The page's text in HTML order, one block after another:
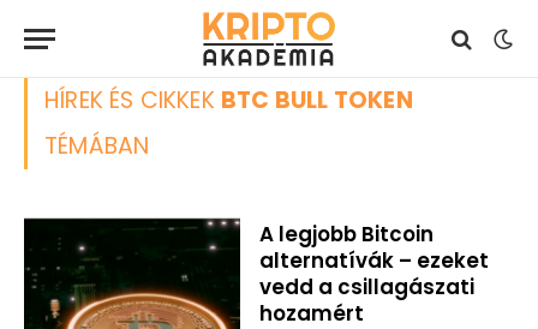
HÍREK ÉS CIKKEK BTC BULL TOKEN
TÉMÁBAN
A legjobb Bitcoin
alternatívák – ezeket
vedd a csillagászati
hozamért